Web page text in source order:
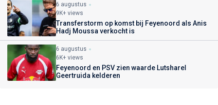
6 augustus
9K+ views
Transferstorm op komst bij Feyenoord als Anis
Hadj Moussa verkocht is
6 augustus
6K+ views
Feyenoord en PSV zien waarde Lutsharel
Geertruida kelderen